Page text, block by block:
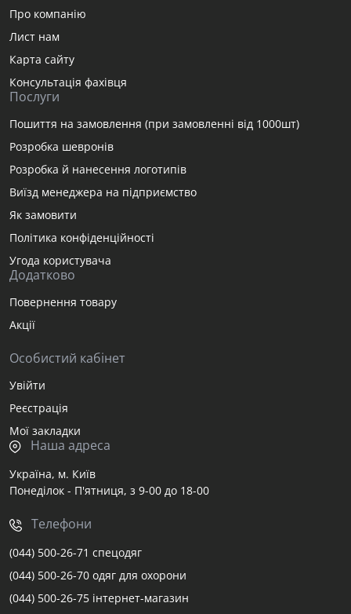
Про компанію
Лист нам
Карта сайту
Консультація фахівця
Послуги
Пошиття на замовлення (при замовленні від 1000шт)
Розробка шевронів
Розробка й нанесення логотипів
Виїзд менеджера на підприємство
Як замовити
Політика конфіденційності
Угода користувача
Додатково
Повернення товару
Акції
Особистий кабінет
Увійти
Реєстрація
Мої закладки
Наша адреса
Україна, м. Київ
Понеділок - П'ятниця, з 9-00 до 18-00
Телефони
(044) 500-26-71 спецодяг
(044) 500-26-70 одяг для охорони
(044) 500-26-75 інтернет-магазин